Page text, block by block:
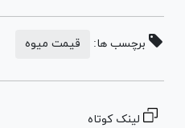
برچسب ها: قیمت میوه
لینک کوتاه